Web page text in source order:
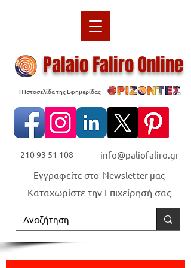
Palaio Faliro Online
Η Ιστοσελίδα της Εφημερίδας
210 93 51 108 info@paliofaliro.gr
Καταχωρίστε την Επιχείρησή σας
Εγγραφείτε στο Newsletter μας